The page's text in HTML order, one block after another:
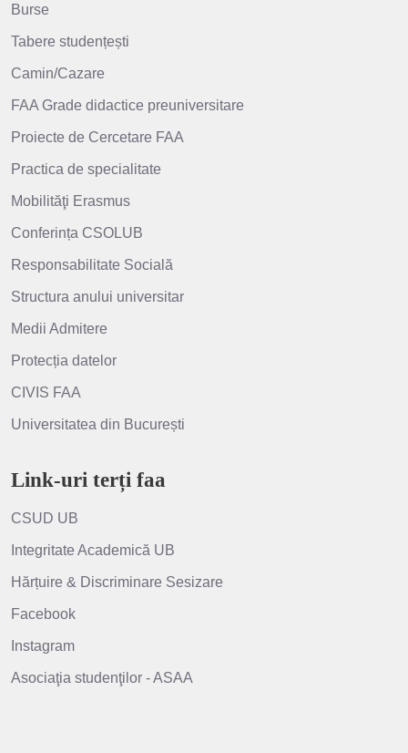
Burse
Tabere studențești
Camin/Cazare
FAA Grade didactice preuniversitare
Proiecte de Cercetare FAA
Practica de specialitate
Mobilităţi Erasmus
Conferința CSOLUB
Responsabilitate Socială
Structura anului universitar
Medii Admitere
Protecția datelor
CIVIS FAA
Universitatea din București
Link-uri terți faa
CSUD UB
Integritate Academică UB
Hărțuire & Discriminare Sesizare
Facebook
Instagram
Asociaţia studenţilor - ASAA